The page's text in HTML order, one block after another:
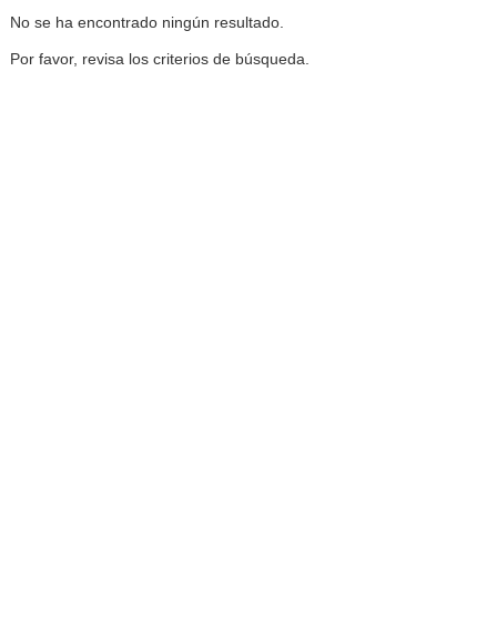
No se ha encontrado ningún resultado.
Por favor, revisa los criterios de búsqueda.